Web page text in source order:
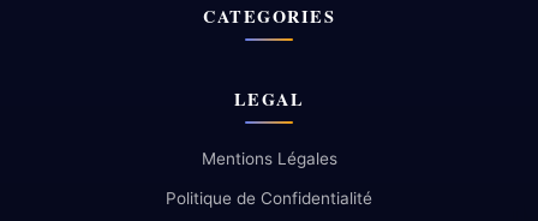
CATEGORIES
LEGAL
Mentions Légales
Politique de Confidentialité